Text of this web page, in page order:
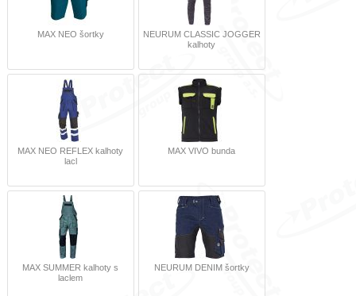
MAX NEO šortky
NEURUM CLASSIC JOGGER
kalhoty
MAX NEO REFLEX kalhoty
lacl
MAX VIVO bunda
MAX SUMMER kalhoty s
laclem
NEURUM DENIM šortky